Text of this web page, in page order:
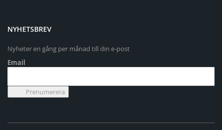
NYHETSBREV
Nyheter en gång per månad till din e-post
Email